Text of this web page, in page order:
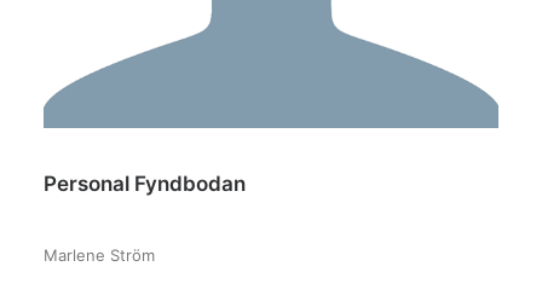
Personal Fyndbodan
Marlene Ström